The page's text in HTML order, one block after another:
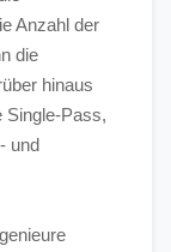
Anzahl der
die
hinaus
Single-Pass,
und